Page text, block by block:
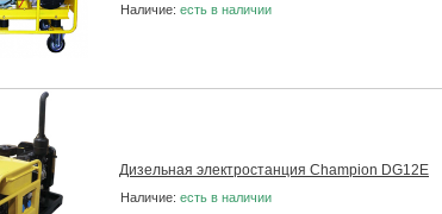
Наличие: есть в наличии
Дизельная электростанция Champion DG12E
Наличие: есть в наличии